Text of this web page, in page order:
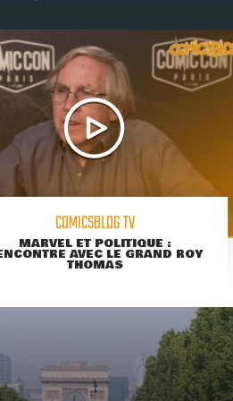
COMICSBLOG TV
MARVEL ET POLITIQUE :
AVEC LE GRAND ROY
THOMAS